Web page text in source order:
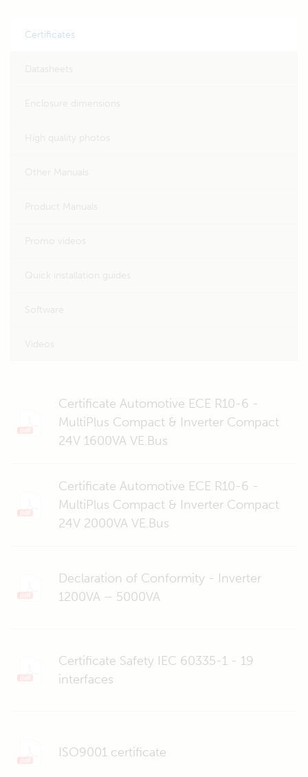
Certificates
Certificate Automotive ECE R10-6 -
MultiPlus Compact & Inverter Compact
24V 1600VA VE.Bus
Certificate Automotive ECE R10-6 -
MultiPlus Compact & Inverter Compact
24V 2000VA VE.Bus
Declaration of Conformity - Inverter
1200VA – 5000VA
Certificate Safety IEC 60335-1 - 19
interfaces
ISO9001 certificate